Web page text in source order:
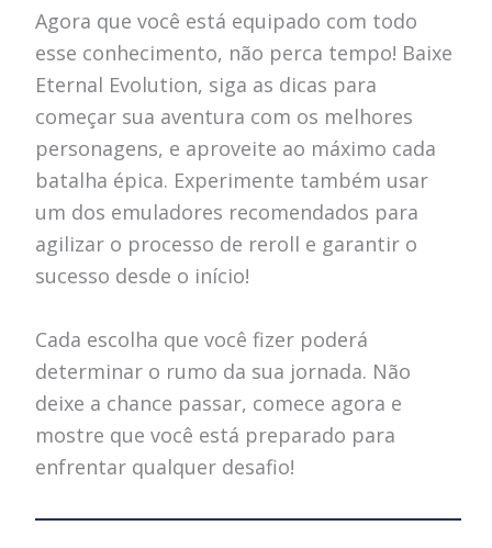
Agora que você está equipado com todo
esse conhecimento, não perca tempo! Baixe
Eternal Evolution, siga as dicas para
começar sua aventura com os melhores
personagens, e aproveite ao máximo cada
batalha épica. Experimente também usar
um dos emuladores recomendados para
agilizar o processo de reroll e garantir o
sucesso desde o início!
Cada escolha que você fizer poderá
determinar o rumo da sua jornada. Não
deixe a chance passar, comece agora e
mostre que você está preparado para
enfrentar qualquer desafio!